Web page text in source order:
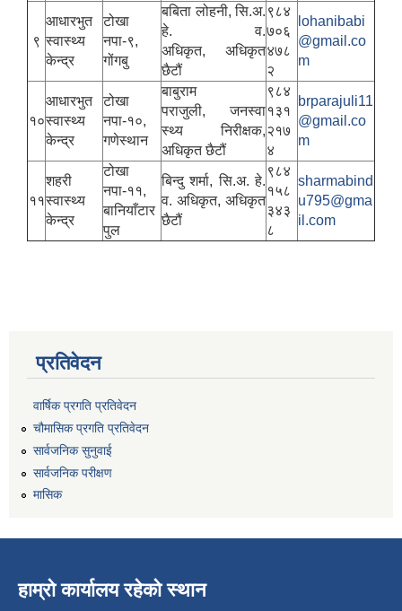
९
आधारभुत
स्वास्थ्य
केन्द्र
टोखा
नपा-९,
गोंगबु
बबिता लोहनी, सि.अ.
हे. व.
अधिकृत, अधिकृत
छैटौं
९८४
७०६
४७८
२
lohanibabi
@gmail.co
m
१०
आधारभुत
स्वास्थ्य
केन्द्र
टोखा
नपा-१०,
गणेस्थान
बाबुराम
पराजुली, जनस्वा
स्थ्य निरीक्षक,
अधिकृत छैटौं
९८४
१३१
२१७
४
brparajuli11
@gmail.co
m
११
शहरी
स्वास्थ्य
केन्द्र
टोखा
नपा-११,
बानियाँटार
पुल
बिन्दु शर्मा, सि.अ. हे.
व. अधिकृत, अधिकृत
छैटौं
९८४
१५८
३४३
८
sharmabind
u795@gma
il.com
प्रतिवेदन
वार्षिक प्रगति प्रतिवेदन
चौमासिक प्रगति प्रतिवेदन
सार्वजनिक सुनुवाई
सार्वजनिक परीक्षण
मासिक
हाम्रो कार्यालय रहेको स्थान